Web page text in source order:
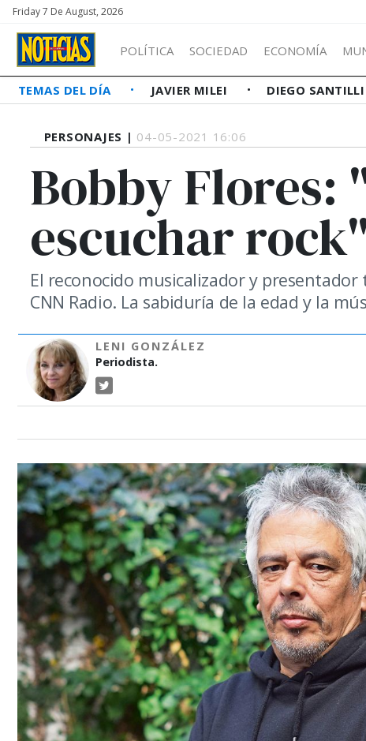
Friday 7 De August, 2026
POLÍTICA SOCIEDAD ECONOMÍA
TEMAS DEL DÍA JAVIER MILEI DIEGO SANTILLI
PERSONAJES | 04-05-2021 16:06
Bobby Flores:
escuchar
El reconocido musicalizador y
CNN Radio. La sabiduría de la edad y la
LENI GONZÁLEZ
Periodista.